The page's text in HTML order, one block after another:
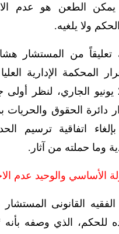
يمكن الطعن هو عدم
ولا يلغيه.
تعليقاً من المستشار
المحكمة الإدارية
الأحد 26 يونيو الجاري، لنظر
دائرة الحقوق والحريات
بإلغاء اتفاقية ترسيم
وما حملته من آثار.
الأساسي والوحيد عدم
القانونى
للحكم، الذي وصفه